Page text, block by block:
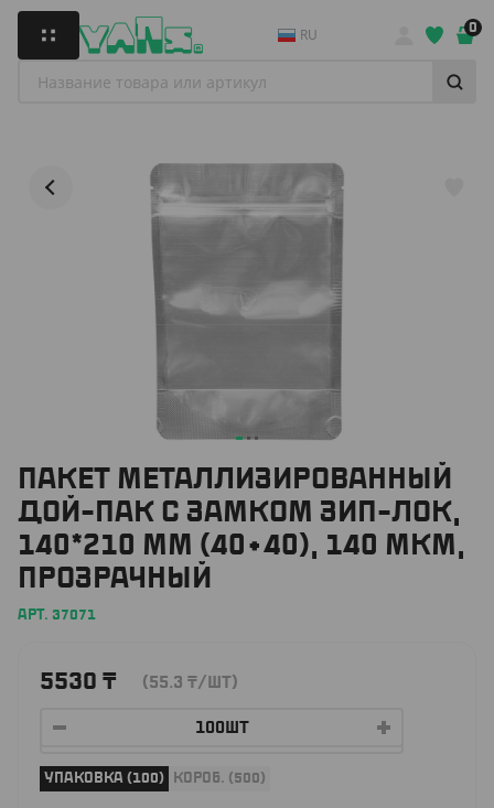
RU 0
ПАКЕТ МЕТАЛЛИЗИРОВАННЫЙ
ДОЙ-ПАК С ЗАМКОМ ЗИП-ЛОК,
140*210 ММ (40+40), 140 МКМ,
ПРОЗРАЧНЫЙ
АРТ. 37071
5530 ₸ (55.3 ₸/ШТ)
УПАКОВКА (100) КОРОБ. (500)